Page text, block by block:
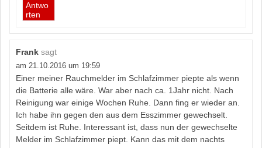
Antwo
rten
Frank sagt
am 21.10.2016 um 19:59
Einer meiner Rauchmelder im Schlafzimmer piepte als wenn
die Batterie alle wäre. War aber nach ca. 1Jahr nicht. Nach
Reinigung war einige Wochen Ruhe. Dann fing er wieder an.
Ich habe ihn gegen den aus dem Esszimmer gewechselt.
Seitdem ist Ruhe. Interessant ist, dass nun der gewechselte
Melder im Schlafzimmer piept. Kann das mit dem nachts